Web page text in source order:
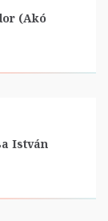
(Akó
István